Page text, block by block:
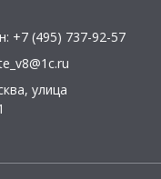
+7 (495) 737-92-57
, улица